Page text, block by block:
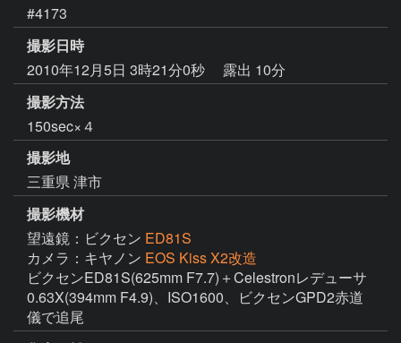
#4173
撮影日時
2010年12月5日 3時21分0秒
露出 10分
撮影方法
150sec×４
撮影地
三重県 津市
撮影機材
望遠鏡：ビクセン ED81S
カメラ：キヤノン EOS Kiss X2改造
ビクセンED81S(625mm F7.7)＋Celestronレデューサ
0.63X(394mm F4.9)、ISO1600、ビクセンGPD2赤道
儀で追尾